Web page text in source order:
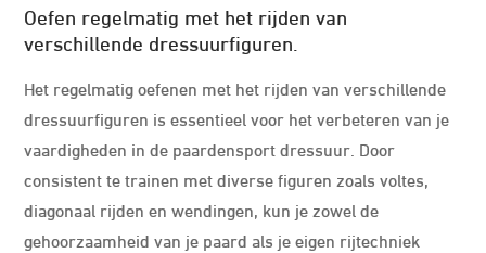
Oefen regelmatig met het rijden van
verschillende dressuurfiguren.
Het regelmatig oefenen met het rijden van verschillende
dressuurfiguren is essentieel voor het verbeteren van je
vaardigheden in de paardensport dressuur. Door
consistent te trainen met diverse figuren zoals voltes,
diagonaal rijden en wendingen, kun je zowel de
gehoorzaamheid van je paard als je eigen rijtechniek